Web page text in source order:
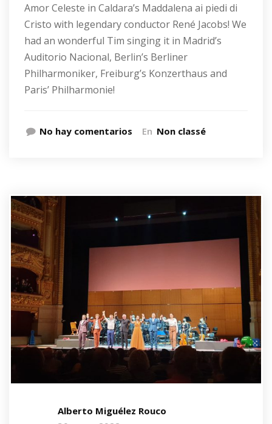
Amor Celeste in Caldara’s Maddalena ai piedi di
Cristo with legendary conductor René Jacobs! We
had an wonderful Tim singing it in Madrid’s
Auditorio Nacional, Berlin’s Berliner
Philharmoniker, Freiburg’s Konzerthaus and
Paris’ Philharmonie!
No hay comentarios En Non classé
Alberto Miguélez Rouco